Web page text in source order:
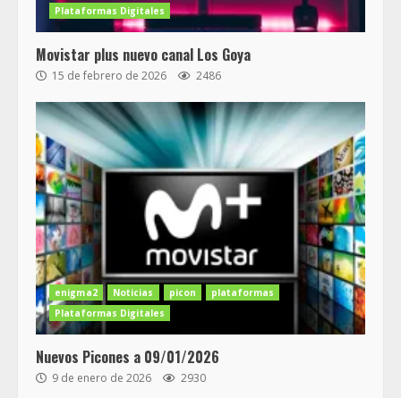
Plataformas Digitales
Movistar plus nuevo canal Los Goya
15 de febrero de 2026 2486
enigma2 Noticias picon
plataformas
Plataformas Digitales
Nuevos Picones a 09/01/2026
9 de enero de 2026 2930